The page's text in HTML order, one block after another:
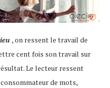
, on ressent le travail de
cent fois son travail sur
Le lecteur ressent
de mots,